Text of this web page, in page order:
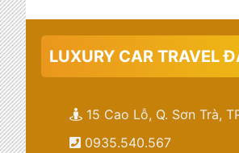
LUXURY CAR TRAVEL
15 Cao Lỗ, Q. Sơn Trà,
0935.540.567